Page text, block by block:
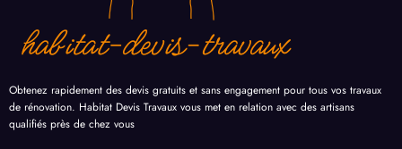
Obtenez rapidement des devis gratuits et sans engagement pour tous vos travaux
de rénovation. Habitat Devis Travaux vous met en relation avec des artisans
qualifiés près de chez vous